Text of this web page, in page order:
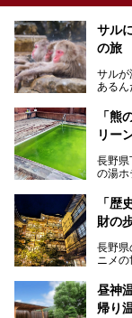
サル
の旅
サルが
ある
この
見ら
を間
本記事
との関
ので
て楽
「熊
リー
長野県
の湯ホ
リピ
しみ
「歴
財の
長野県
ニメ
を隅
滞在
紹介し
昼神
帰り